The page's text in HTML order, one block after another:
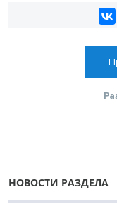
НОВОСТИ РАЗДЕЛА